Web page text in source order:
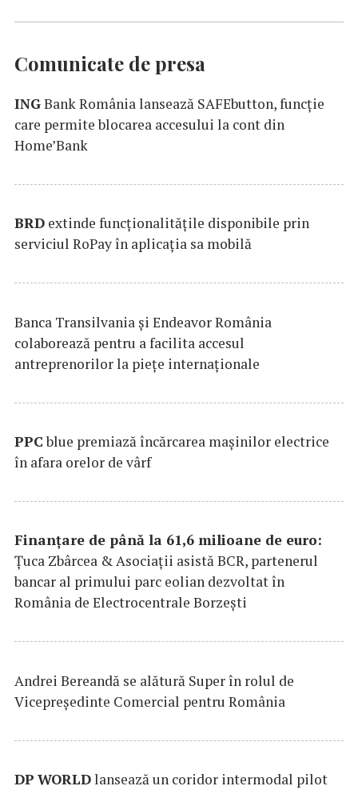
Comunicate de presa
INGBank România lansează SAFEbutton, funcţie
care permite blocarea accesului la cont din
Home’Bank
BRD extinde funcţionalităţile disponibile prin
serviciul RoPay în aplicaţia sa mobilă
Banca Transilvania şi Endeavor România
colaborează pentru a facilita accesul
antreprenorilor la pieţe internaţionale
PPCblue premiază încărcarea maşinilor electrice
în afara orelor de vârf
Finanțare de până la 61,6 milioane de euro:
Țuca Zbârcea & Asociații asistă BCR, partenerul
bancar al primului parc eolian dezvoltat în
România de Electrocentrale Borzești
Andrei Bereandă se alătură Super în rolul de
Vicepreședinte Comercial pentru România
DP WORLDlansează un coridor intermodal pilot